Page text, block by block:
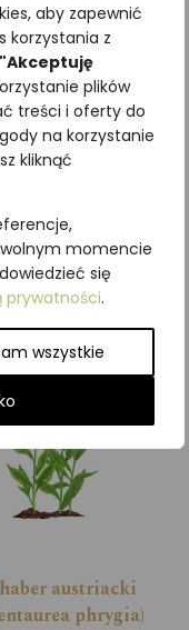
aby zapewnić
korzystania z
"Akceptuję
plików
treści i oferty do
na korzystanie
kliknąć
momencie
się
prywatności.
wszystkie
z ostatnich 30
,ILUSTRACJE
austriacki
phrygia)